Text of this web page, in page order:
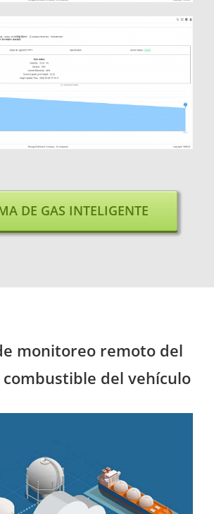
DE GAS INTELIGENTE
monitoreo remoto del
del vehículo